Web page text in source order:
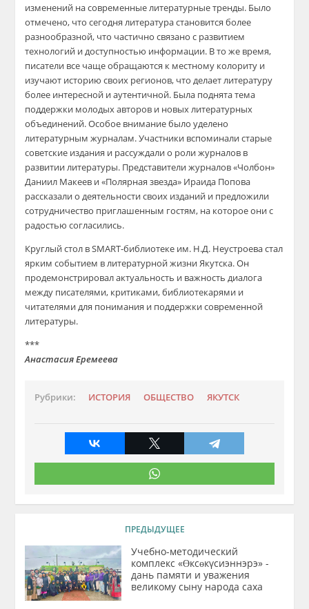
изменений на современные литературные тренды. Было
отмечено, что сегодня литература становится более
разнообразной, что частично связано с развитием
технологий и доступностью информации. В то же время,
писатели все чаще обращаются к местному колориту и
изучают историю своих регионов, что делает литературу
более интересной и аутентичной. Была поднята тема
поддержки молодых авторов и новых литературных
объединений. Особое внимание было уделено
литературным журналам. Участники вспоминали старые
советские издания и рассуждали о роли журналов в
развитии литературы. Представители журналов «Чолбон»
Даниил Макеев и «Полярная звезда» Ираида Попова
рассказали о деятельности своих изданий и предложили
сотрудничество приглашенным гостям, на которое они с
радостью согласились.
Круглый стол в SMART-библиотеке им. Н.Д. Неустроева стал
ярким событием в литературной жизни Якутска. Он
продемонстрировал актуальность и важность диалога
между писателями, критиками, библиотекарями и
читателями для понимания и поддержки современной
литературы.
***
Анастасия Еремеева
Рубрики: ИСТОРИЯ ОБЩЕСТВО ЯКУТСК
ПРЕДЫДУЩЕЕ
Учебно-методический
комплекс «Ɵксɵкүсиэннэрэ» -
дань памяти и уважения
великому сыну народа саха